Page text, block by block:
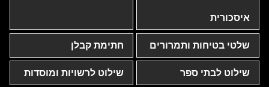
איסכורית
שלטי בטיחות ותמרורים חתימת קבלן
שילוט לבתי ספר שילוט לרשויות ומוסדות